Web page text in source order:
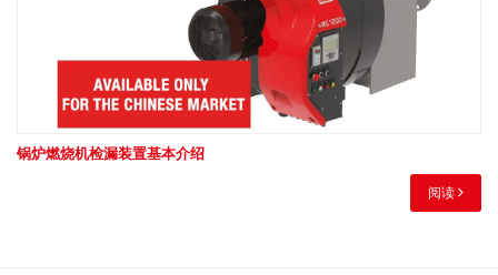
锅炉燃烧机检漏装置基本介绍
阅读